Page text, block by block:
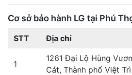
Cơ sở bảo hành LG tại Phú
STT Địa chỉ
1
1261 Đại Lộ Hùng
Cát, Thành phố Việt Trì